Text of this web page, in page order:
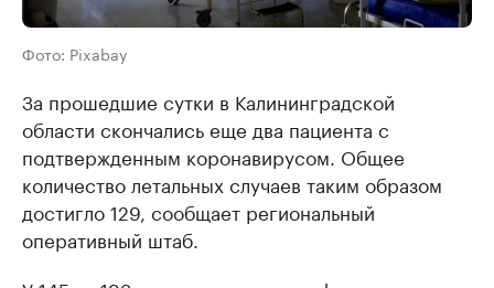
Фото: Pixabay
За прошедшие сутки в Калининградской
области скончались еще два пациента с
подтвержденным коронавирусом. Общее
количество летальных случаев таким образом
достигло 129, сообщает региональный
оперативный штаб.